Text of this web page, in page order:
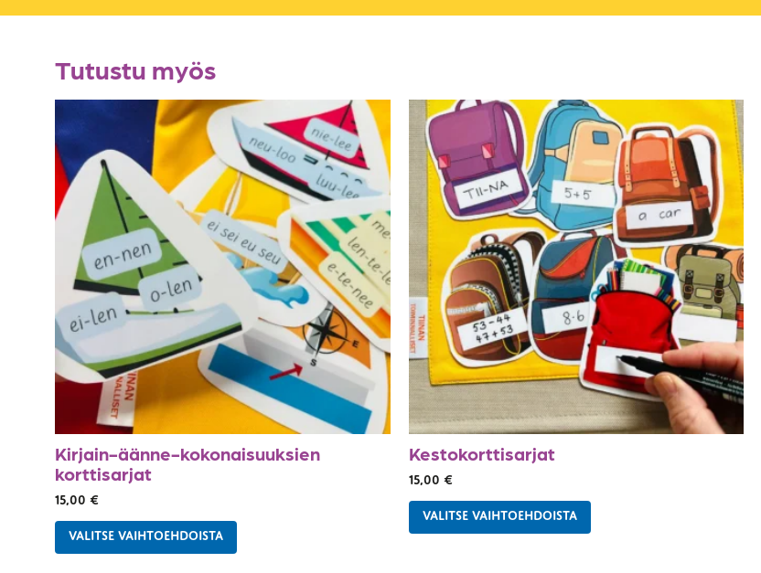
Tutustu myös
Kirjain-äänne-kokonaisuuksien
korttisarjat
15,00 €
VALITSE VAIHTOEHDOISTA
Kestokorttisarjat
15,00 €
VALITSE VAIHTOEHDOISTA